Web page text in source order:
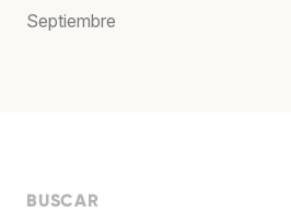
Septiembre
BUSCAR